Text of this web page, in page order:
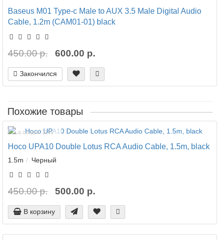
Baseus M01 Type-c Male to AUX 3.5 Male Digital Audio
Cable, 1.2m (CAM01-01) black
450.00 р. 600.00 р.
Закончился
Похожие товары
Ваша скидка: 11%
Hoco UPA10 Double Lotus RCA Audio Cable, 1.5m, black
1.5m Черный
450.00 р. 500.00 р.
В корзину